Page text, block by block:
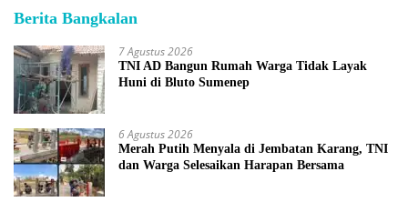
Berita Bangkalan
7 Agustus 2026
TNI AD Bangun Rumah Warga Tidak Layak
Huni di Bluto Sumenep
6 Agustus 2026
Merah Putih Menyala di Jembatan Karang, TNI
dan Warga Selesaikan Harapan Bersama